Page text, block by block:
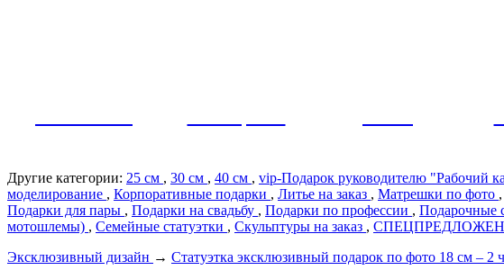
Другие категории: 25 см , 30 см , 40 см , vip-Подарок руководителю "Рабочий
моделирование , Корпоративные подарки , Литье на заказ , Матрешки по фото ,
Подарки для пары , Подарки на свадьбу , Подарки по профеcсии , Подарочные
мотошлемы) , Семейные статуэтки , Скульптуры на заказ ,
Эксклюзивный дизайн → Статуэтка эксклюзивный подарок по фото 18 см – 2